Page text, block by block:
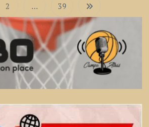
P
a
g
i
n
2 … 39